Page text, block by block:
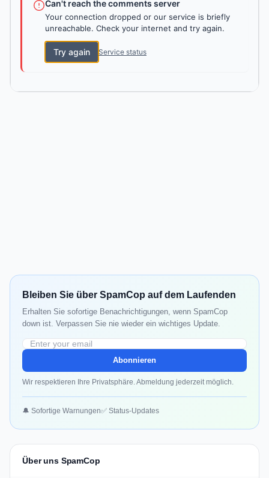
Can't reach the comments server
Your connection dropped or our service is briefly
unreachable. Check your internet and try again.
Try again Service status
Bleiben Sie über SpamCop auf dem Laufenden
Erhalten Sie sofortige Benachrichtigungen, wenn SpamCop
down ist. Verpassen Sie nie wieder ein wichtiges Update.
Abonnieren
Wir respektieren Ihre Privatsphäre. Abmeldung jederzeit möglich.
🔔 Sofortige Warnungen✅ Status-Updates
Über uns SpamCop